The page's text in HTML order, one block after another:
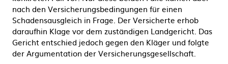
nach den Versicherungsbedingungen für einen
Schadensausgleich in Frage. Der Versicherte erhob
daraufhin Klage vor dem zuständigen Landgericht. Das
Gericht entschied jedoch gegen den Kläger und folgte
der Argumentation der Versicherungsgesellschaft.